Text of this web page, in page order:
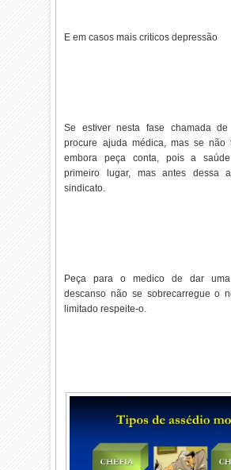
E em casos mais criticos depressão
Se estiver nesta fase chamada de
procure ajuda médica, mas se não
embora peça conta, pois a
primeiro lugar, mas antes dessa
sindicato.
Peça para o medico de dar
descanso não se sobrecarregue o
limitado respeite-o.